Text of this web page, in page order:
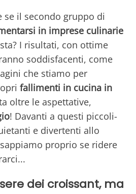
se il secondo gruppo di
in imprese culinarie
I risultati, con ottime
soddisfacenti, come
che stiamo per
fallimenti in cucina in
oltre le aspettative,
! Davanti a questi piccoli-
e divertenti allo
proprio se ridere
dei croissant, ma